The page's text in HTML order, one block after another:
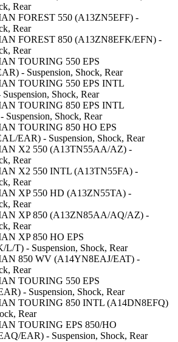
Rear
FOREST 550 (A13ZN5EFF) -
Rear
FOREST 850 (A13ZN8EFK/EFN) -
Rear
TOURING 550 EPS
- Suspension, Shock, Rear
TOURING 550 EPS INTL
Shock, Rear
TOURING 850 EPS INTL
Shock, Rear
TOURING 850 HO EPS
EAR) - Suspension, Shock, Rear
X2 550 (A13TN55AA/AZ) -
Rear
X2 550 INTL (A13TN55FA) -
Rear
XP 550 HD (A13ZN55TA) -
Rear
XP 850 (A13ZN85AA/AQ/AZ) -
Rear
XP 850 HO EPS
T) - Suspension, Shock, Rear
850 WV (A14YN8EAJ/EAT) -
Rear
TOURING 550 EPS
- Suspension, Shock, Rear
TOURING 850 INTL (A14DN8EFQ)
Rear
TOURING EPS 850/HO
EAR) - Suspension, Shock, Rear